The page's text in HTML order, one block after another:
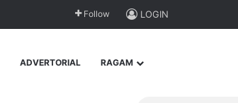
Follow LOGIN
ADVERTORIAL RAGAM